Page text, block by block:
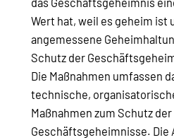
Wert hat, weil es geheim ist
angemessene
Schutz der
Die Maßnahmen umfassen
technische,
Maßnahmen zum Schutz der
Geschäftsgeheimnisse. Die